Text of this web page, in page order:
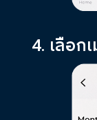
4. เลือก